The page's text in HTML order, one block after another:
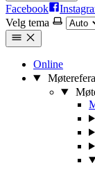
Facebook
Velg tema
Online